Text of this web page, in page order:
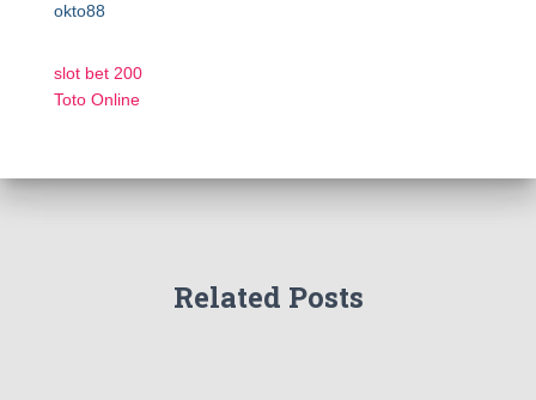
okto88
slot bet 200
Toto Online
Related Posts